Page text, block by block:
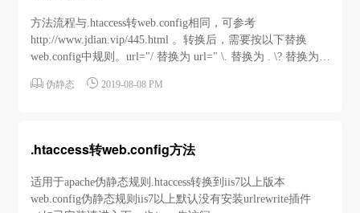
方法流程与.htaccess转web.config相同，可参考
http://www.jdian.vip/445.html 。转换后，需要按以下替换
web.config中规则。url="/ 替换为 url=" \. 替换为 . \? 替换为 ?
 伪静态  2019-08-08 PM
.htaccess转web.config方法
适用于apache伪静态规则.htaccess转换到iis7以上版本
web.config伪静态规则iis7以上默认没有安装urlrewrite插件